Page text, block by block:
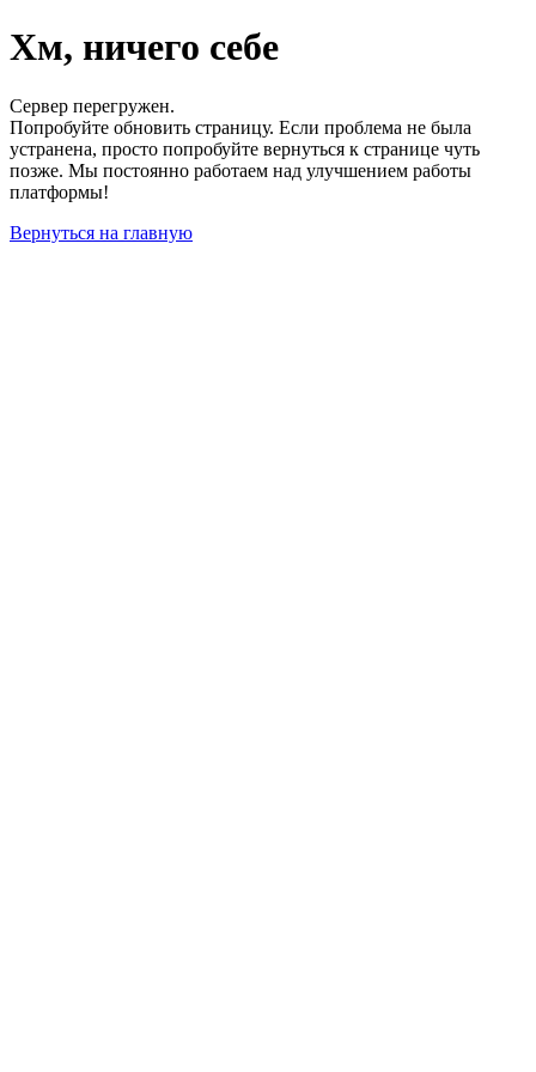
Хм, ничего себе
Сервер перегружен.
Попробуйте обновить страницу. Если проблема не была
устранена, просто попробуйте вернуться к странице чуть
позже. Мы постоянно работаем над улучшением работы
платформы!
Вернуться на главную